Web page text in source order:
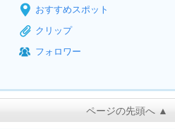
おすすめスポット
クリップ
フォロワー
ページの先頭へ ▲